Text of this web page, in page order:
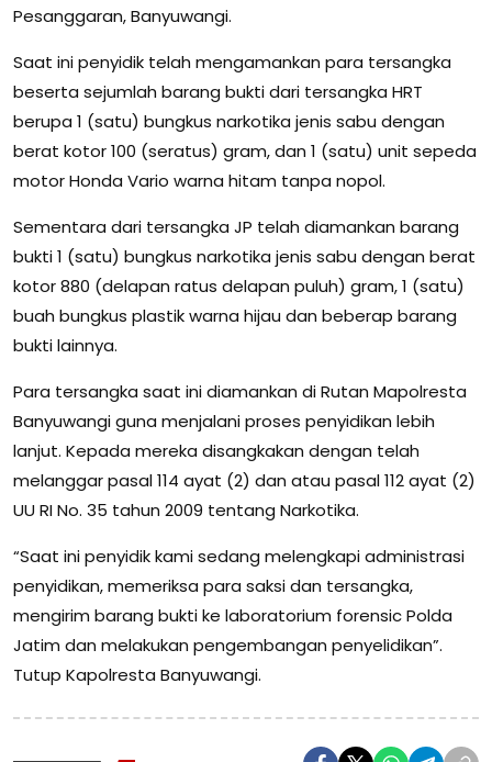
Pesanggaran, Banyuwangi.
Saat ini penyidik telah mengamankan para tersangka
beserta sejumlah barang bukti dari tersangka HRT
berupa 1 (satu) bungkus narkotika jenis sabu dengan
berat kotor 100 (seratus) gram, dan 1 (satu) unit sepeda
motor Honda Vario warna hitam tanpa nopol.
Sementara dari tersangka JP telah diamankan barang
bukti 1 (satu) bungkus narkotika jenis sabu dengan berat
kotor 880 (delapan ratus delapan puluh) gram, 1 (satu)
buah bungkus plastik warna hijau dan beberap barang
bukti lainnya.
Para tersangka saat ini diamankan di Rutan Mapolresta
Banyuwangi guna menjalani proses penyidikan lebih
lanjut. Kepada mereka disangkakan dengan telah
melanggar pasal 114 ayat (2) dan atau pasal 112 ayat (2)
UU RI No. 35 tahun 2009 tentang Narkotika.
“Saat ini penyidik kami sedang melengkapi administrasi
penyidikan, memeriksa para saksi dan tersangka,
mengirim barang bukti ke laboratorium forensic Polda
Jatim dan melakukan pengembangan penyelidikan”.
Tutup Kapolresta Banyuwangi.